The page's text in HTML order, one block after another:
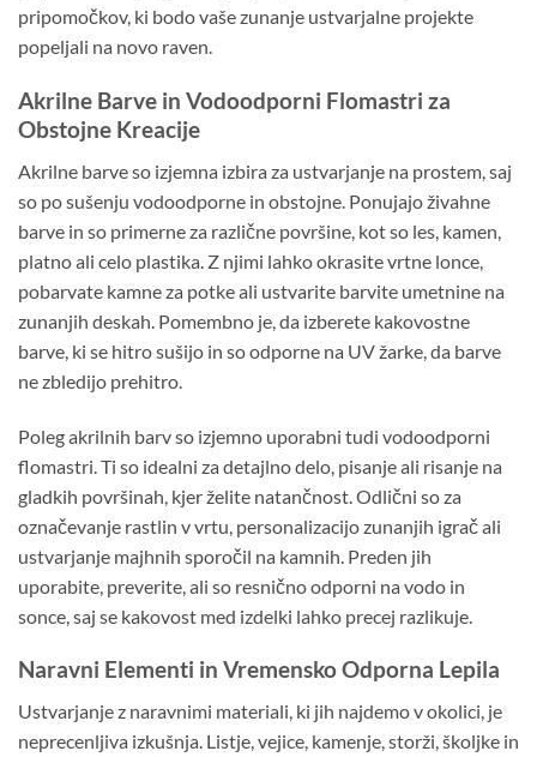
pripomočkov, ki bodo vaše zunanje ustvarjalne projekte
popeljali na novo raven.
Akrilne Barve in Vodoodporni Flomastri za
Obstojne Kreacije
Akrilne barve so izjemna izbira za ustvarjanje na prostem, saj
so po sušenju vodoodporne in obstojne. Ponujajo živahne
barve in so primerne za različne površine, kot so les, kamen,
platno ali celo plastika. Z njimi lahko okrasite vrtne lonce,
pobarvate kamne za potke ali ustvarite barvite umetnine na
zunanjih deskah. Pomembno je, da izberete kakovostne
barve, ki se hitro sušijo in so odporne na UV žarke, da barve
ne zbledijo prehitro.
Poleg akrilnih barv so izjemno uporabni tudi vodoodporni
flomastri. Ti so idealni za detajlno delo, pisanje ali risanje na
gladkih površinah, kjer želite natančnost. Odlični so za
označevanje rastlin v vrtu, personalizacijo zunanjih igrač ali
ustvarjanje majhnih sporočil na kamnih. Preden jih
uporabite, preverite, ali so resnično odporni na vodo in
sonce, saj se kakovost med izdelki lahko precej razlikuje.
Naravni Elementi in Vremensko Odporna Lepila
Ustvarjanje z naravnimi materiali, ki jih najdemo v okolici, je
neprecenljiva izkušnja. Listje, vejice, kamenje, storži, školjke in